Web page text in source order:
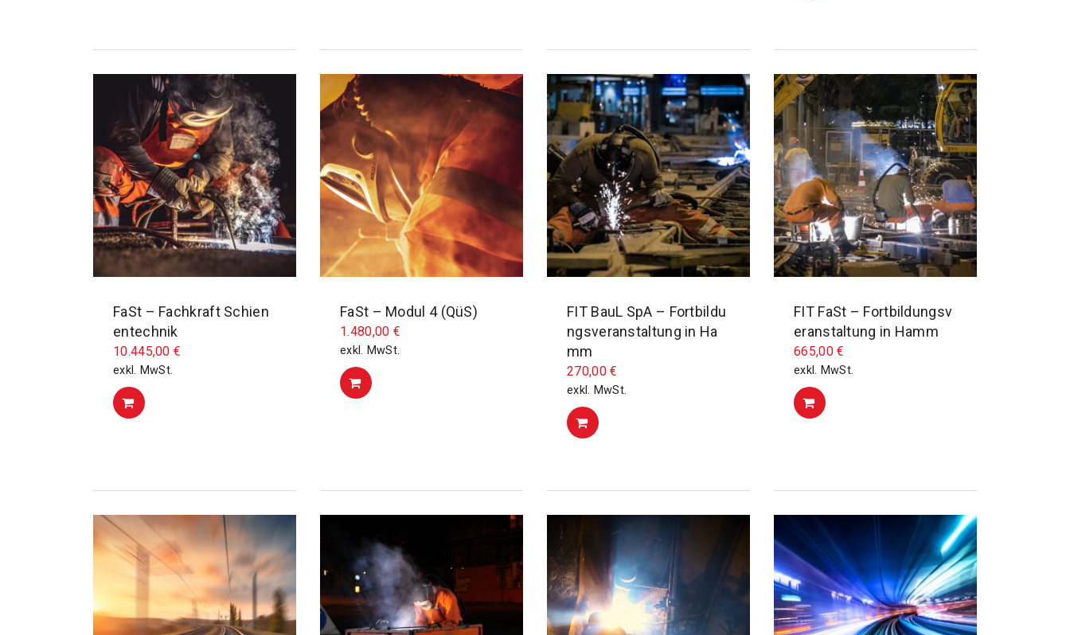
FaSt – Fachkraft Schien
entechnik
10.445,00 €
exkl. MwSt.
FaSt – Modul 4 (QüS)
1.480,00 €
exkl. MwSt.
FIT BauL SpA – Fortbildu
ngsveranstaltung in Ha
mm
270,00€
exkl. MwSt.
FIT FaSt – Fortbildungsv
eranstaltung in Hamm
665,00€
exkl. MwSt.